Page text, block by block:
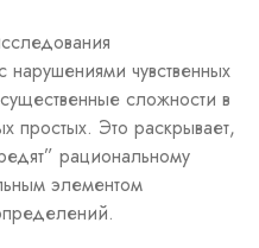
нарушениями чувственных
сложности в
простых. Это раскрывает,
рациональному
элементом